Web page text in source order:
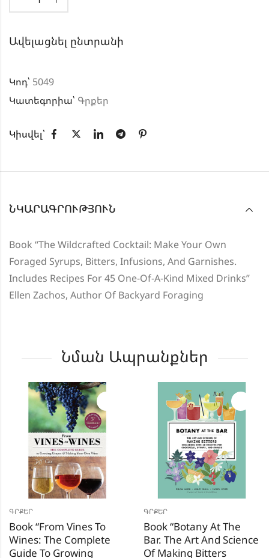
Ավելացնել ընտրանի
Կոդ՝ 5049
Կատեգորիա՝ Գրքեր
Կիսվել՝
ՆԿԱՐԱԳՐՈՒԹՅՈՒՆ
Book “The Wildcrafted Cocktail: Make Your Own
Foraged Syrups, Bitters, Infusions, And Garnishes.
Includes Recipes For 45 One-Of-A-Kind Mixed Drinks”
Ellen Zachos, Author Of Backyard Foraging
Նման Ապրանքներ
ԳՐՔԵՐ
Book “From Vines To
Wines: The Complete
Guide To Growing
ԳՐՔԵՐ
Book “Botany At The
Bar. The Art And Science
Of Making Bitters